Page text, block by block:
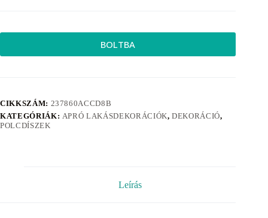
BOLTBA
CIKKSZÁM: 237860ACCD8B
KATEGÓRIÁK: APRÓ LAKÁSDEKORÁCIÓK,DEKORÁCIÓ,
POLCDÍSZEK
Leírás